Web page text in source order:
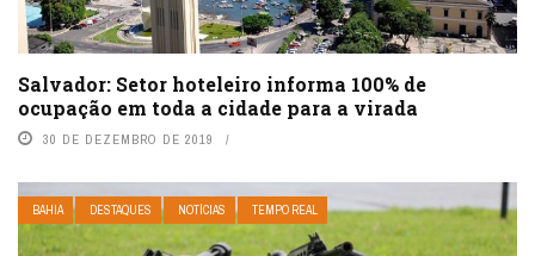
Salvador: Setor hoteleiro informa 100% de
ocupação em toda a cidade para a virada
30 DE DEZEMBRO DE 2019
BAHIA DESTAQUES NOTÍCIAS TEMPO REAL